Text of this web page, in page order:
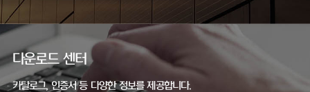
다운로드 센터
카탈로그, 인증서 등 다양한 정보를 제공합니다.